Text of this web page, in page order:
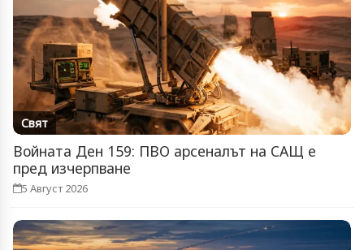
Свят
Войната Ден 159: ПВО арсеналът на САЩ е
пред изчерпване
5 Август 2026